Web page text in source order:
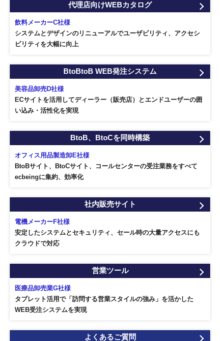
代理店向けWEBカタログ
飲料メーカーC社様
システムとデザインのリニューアルでユーザビリティ、アクセシ
ビリティを大幅に向上
BtoBtoB WEB発注システム
美容品卸売D社様
ECサイトを活用してディーラー（販売店）とエンドユーザーの囲
い込み・活性化を実現
BtoB、BtoCを同時構築
オフィス用品製造卸E社様
BtoBサイト、BtoCサイト、コールセンターの受注業務をすべて
ecbeingに集約、効率化
社内販売サイト
電機メーカーF社様
安定したシステムとセキュリティ、セール時の大量アクセスにも
クラウドで対応
営業ツール
医療品卸売業G社様
タブレット活用で「訪問する営業スタイルの強み」を活かした
WEB受注システムを実現
よくあるご質問